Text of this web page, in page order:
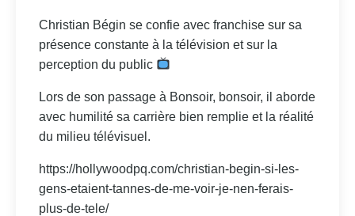
Christian Bégin se confie avec franchise sur sa
présence constante à la télévision et sur la
perception du public
Lors de son passage à Bonsoir, bonsoir, il aborde
avec humilité sa carrière bien remplie et la réalité
du milieu télévisuel.
https://hollywoodpq.com/christian-begin-si-les-
gens-etaient-tannes-de-me-voir-je-nen-ferais-
plus-de-tele/